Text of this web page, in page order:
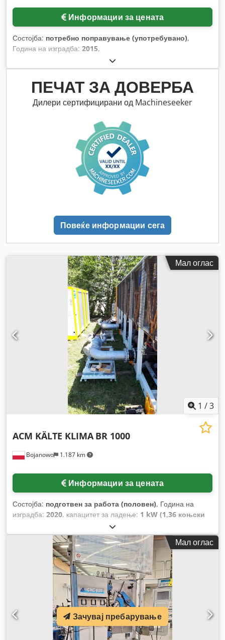
Информации за цената
Состојба: потребно поправување (употребувано),
Година на изградба: 2015,
ПЕЧАТ ЗА ДОВЕРБА
Дилери сертифицирани од Machineseeker
Повеќе информации сега
Мал оглас
1 /3
Bojanowo 1.187 km
ACM KÄLTE KLIMA BR 1000
Информации за цената
Состојба: подготвен за работа (половен), Година на
изградба: 2020, капацитет за ладење: 1 kW (1,36 коњски
Мал оглас
Зачувај пребарување